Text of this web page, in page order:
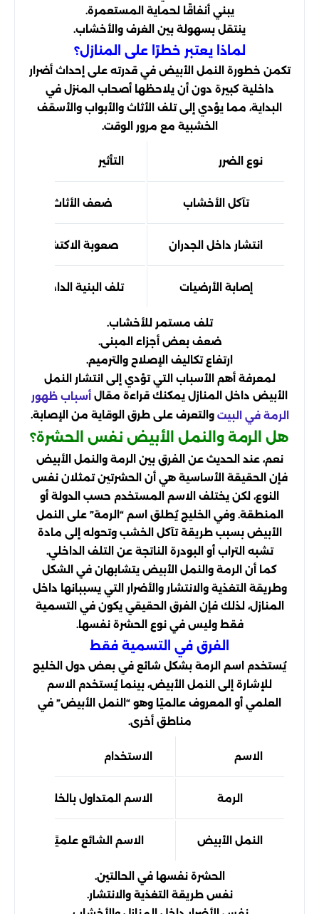
يبني أنفاقًا لحماية المستعمرة.
ينتقل بسهولة بين الغرف والأخشاب.
لماذا يعتبر خطرًا على المنازل؟
تكمن خطورة النمل الأبيض في قدرته على إحداث أضرار
داخلية كبيرة دون أن يلاحظها أصحاب المنزل في
البداية، مما يؤدي إلى تلف الأثاث والأبواب والأسقف
الخشبية مع مرور الوقت.
نوع الضرر التأثير
تآكل الأخشاب ضعف الأثاث والأبواب
انتشار داخل الجدران صعوبة الاكتشاف المبكر
إصابة الأرضيات تلف البنية الداخلية
تلف مستمر للأخشاب.
ضعف بعض أجزاء المبنى.
ارتفاع تكاليف الإصلاح والترميم.
لمعرفة أهم الأسباب التي تؤدي إلى انتشار النمل
الأبيض داخل المنازل يمكنك قراءة مقال أسباب ظهور
الرمة في البيت والتعرف على طرق الوقاية من الإصابة.
هل الرمة والنمل الأبيض نفس الحشرة؟
نعم، عند الحديث عن الفرق بين الرمة والنمل الأبيض
فإن الحقيقة الأساسية هي أن الحشرتين تمثلان نفس
النوع، لكن يختلف الاسم المستخدم حسب الدولة أو
المنطقة. وفي الخليج يُطلق اسم “الرمة” على النمل
الأبيض بسبب طريقة تآكل الخشب وتحوله إلى مادة
تشبه التراب أو البودرة الناتجة عن التلف الداخلي.
كما أن الرمة والنمل الأبيض يتشابهان في الشكل
وطريقة التغذية والانتشار والأضرار التي يسببانها داخل
المنازل، لذلك فإن الفرق الحقيقي يكون في التسمية
فقط وليس في نوع الحشرة نفسها.
الفرق في التسمية فقط
يُستخدم اسم الرمة بشكل شائع في بعض دول الخليج
للإشارة إلى النمل الأبيض، بينما يُستخدم الاسم
العلمي أو المعروف عالميًا وهو “النمل الأبيض” في
مناطق أخرى.
الاسم الاستخدام
الرمة الاسم المتداول بالخليج
النمل الأبيض الاسم الشائع علميًا
الحشرة نفسها في الحالتين.
نفس طريقة التغذية والانتشار.